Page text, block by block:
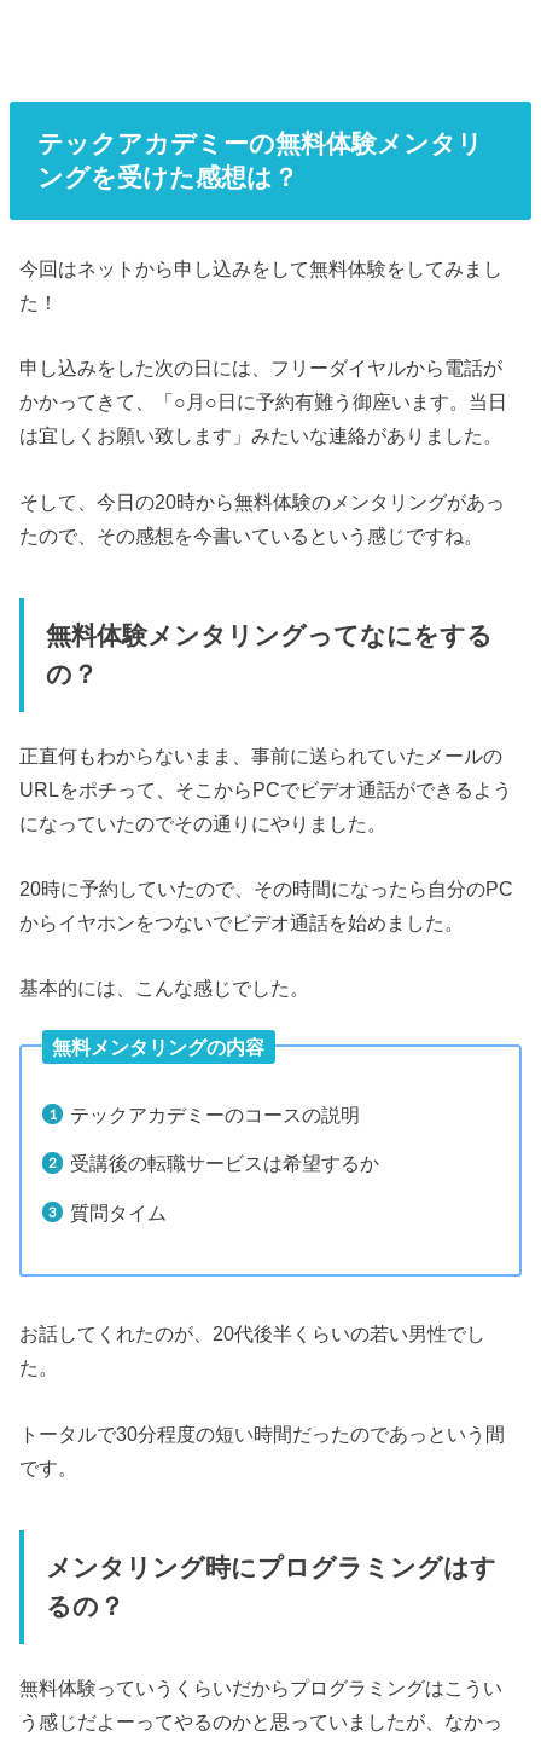
テックアカデミーの無料体験メンタリ
ングを受けた感想は？
今回はネットから申し込みをして無料体験をしてみまし
た！
申し込みをした次の日には、フリーダイヤルから電話が
かかってきて、「○月○日に予約有難う御座います。当日
は宜しくお願い致します」みたいな連絡がありました。
そして、今日の20時から無料体験のメンタリングがあっ
たので、その感想を今書いているという感じですね。
無料体験メンタリングってなにをする
の？
正直何もわからないまま、事前に送られていたメールの
URLをポチって、そこからPCでビデオ通話ができるよう
になっていたのでその通りにやりました。
20時に予約していたので、その時間になったら自分のPC
からイヤホンをつないでビデオ通話を始めました。
基本的には、こんな感じでした。
無料メンタリングの内容
テックアカデミーのコースの説明
受講後の転職サービスは希望するか
質問タイム
お話してくれたのが、20代後半くらいの若い男性でし
た。
トータルで30分程度の短い時間だったのであっという間
です。
メンタリング時にプログラミングはす
るの？
無料体験っていうくらいだからプログラミングはこうい
う感じだよーってやるのかと思っていましたが、なかっ